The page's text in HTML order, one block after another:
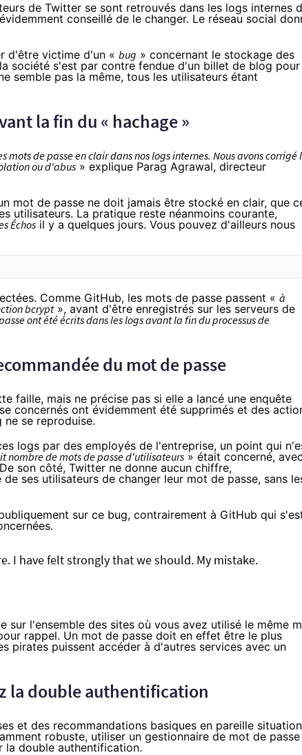
de Twitter se sont retrouvés dans les logs internes
conseillé de le changer. Le réseau social
d'être victime d'un « bug » concernant le stockage des
société s'est par contre fendue d'un billet de blog pour
semble pas la même, tous les utilisateurs étant
la fin du « hachage »
de passe en clair dans nos logs internes. Nous avons corrigé
ou d'abus » explique Parag Agrawal, directeur
mot de passe ne doit jamais être stocké en clair, que
utilisateurs. La pratique reste néanmoins courante,
Échos il y a quelques jours. Vous pouvez d'ailleurs nous
Comme GitHub, les mots de passe passent « à
bcrypt», avant d'être enregistrés sur les serveurs de
ont été écrits dans les logs avant la fin du processus de
du mot de passe
faille, mais ne précise pas si elle a lancé une enquête
concernés ont évidemment été supprimés et des
se reproduise.
logs par des employés de l'entreprise, un point qui
nombre de mots de passe d'utilisateurs » était concerné,
son côté, Twitter ne donne aucun chiffre,
de ses utilisateurs de changer leur mot de passe, sans
sur ce bug, contrairement à GitHub qui
I have felt strongly that we should. My mistake.
sur l'ensemble des sites où vous avez utilisé le même
rappel. Un mot de passe doit en effet être le plus
pirates puissent accéder à d'autres services avec un
la double authentification
et des recommandations basiques en pareille
robuste, utiliser un gestionnaire de mot de passe
la double authentification.